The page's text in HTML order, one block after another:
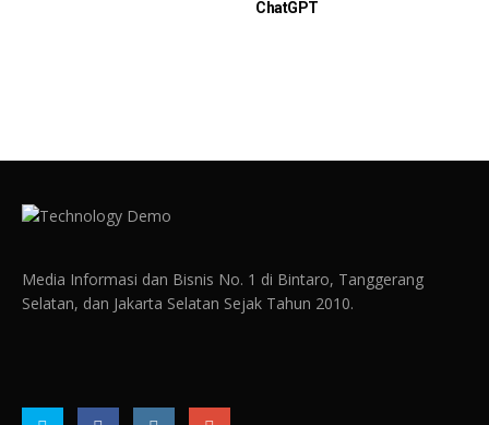
ChatGPT
Media Informasi dan Bisnis No. 1 di Bintaro, Tanggerang
Selatan, dan Jakarta Selatan Sejak Tahun 2010.